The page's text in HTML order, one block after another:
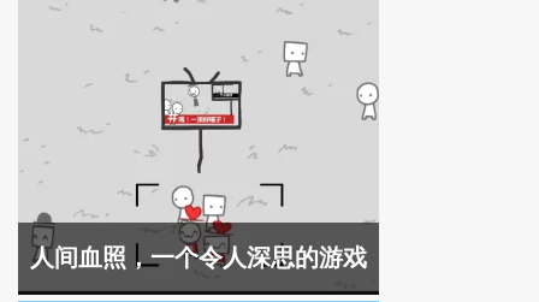
人间血照，一个令人深思的游戏